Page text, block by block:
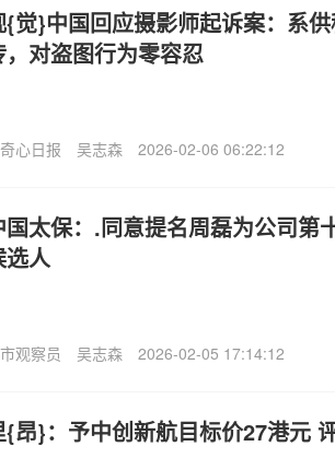
{觉}中国回应摄影师起诉案：系
，对盗图行为零容忍
心日报 吴志森 2026-02-06 06:22:12
国太保：.同意提名周磊为公司第
选人
观察员 吴志森 2026-02-05 17:14:12
{昂}：予中创新航目标价27港元